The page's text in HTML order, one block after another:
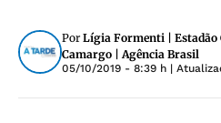
Por Lígia Formenti | Estadão
Camargo | Agência Brasil
05/10/2019 - 8:39 h |